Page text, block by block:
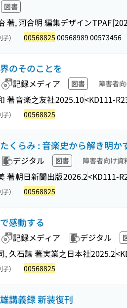
図書
著, 河合明 編集デザインTPAF
） 00568825 00568989 00573456
のそのことを
記録メディア 図書 障害者
著音楽之友社2025.10<KD111-
） 00568825
くらみ : 音楽史から解き明か
デジタル 図書 障害者向け資
著朝日新聞出版2026.2<KD111-
） 00568825
感動する
記録メディア デジタル
, 久石譲 著実業之日本社2025.2
） 00568825
講義録 新装復刊